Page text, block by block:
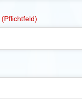
(Pflichtfeld)